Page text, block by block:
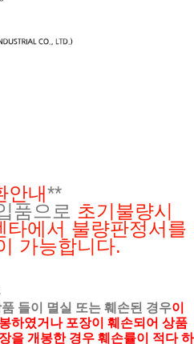
안내**
품으로 초기불량시
타에서 불량판정서를
가능합니다.
들이 멸실 또는 훼손된 경우이
하였거나 포장이 훼손되어 상품
을 개봉한 경우 훼손률이 적다 하